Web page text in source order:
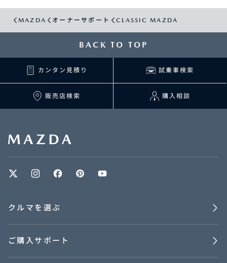
MAZDA オーナーサポート CLASSIC MAZDA
BACK TO TOP
カンタン見積り 試乗車検索
販売店検索 購入相談
クルマを選ぶ
ご購入サポート